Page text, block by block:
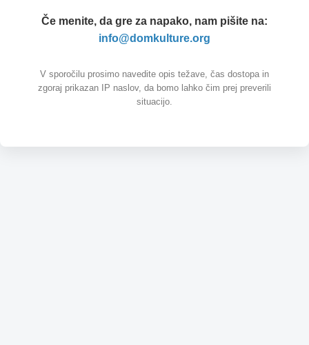
Če menite, da gre za napako, nam pišite na:
info@domkulture.org
V sporočilu prosimo navedite opis težave, čas dostopa in
zgoraj prikazan IP naslov, da bomo lahko čim prej preverili
situacijo.